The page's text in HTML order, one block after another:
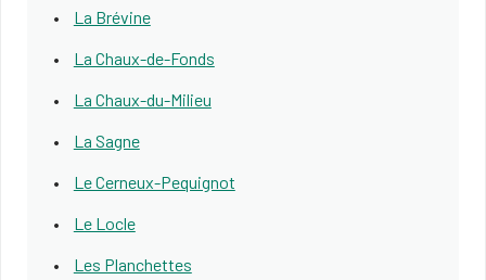
La Brévine
La Chaux-de-Fonds
La Chaux-du-Milieu
La Sagne
Le Cerneux-Pequignot
Le Locle
Les Planchettes